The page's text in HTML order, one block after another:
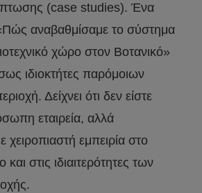
(case studies). Ένα
αναβαθμίσαμε το σύστημα
χώρο στον Βοτανικό»
ιδιοκτήτες παρόμοιων
Δείχνει ότι δεν είστε
εταιρεία, αλλά
χειροπιαστή εμπειρία στο
στις ιδιαιτερότητες των